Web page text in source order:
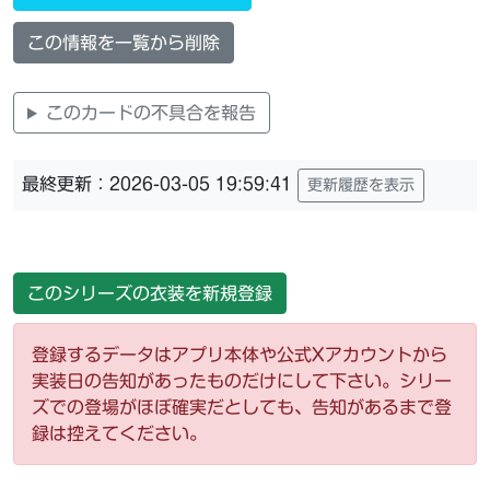
この情報を一覧から削除
このカードの不具合を報告
最終更新：2026-03-05 19:59:41 更新履歴を表示
このシリーズの衣装を新規登録
登録するデータはアプリ本体や公式Xアカウントから
実装日の告知があったものだけにして下さい。シリー
ズでの登場がほぼ確実だとしても、告知があるまで登
録は控えてください。